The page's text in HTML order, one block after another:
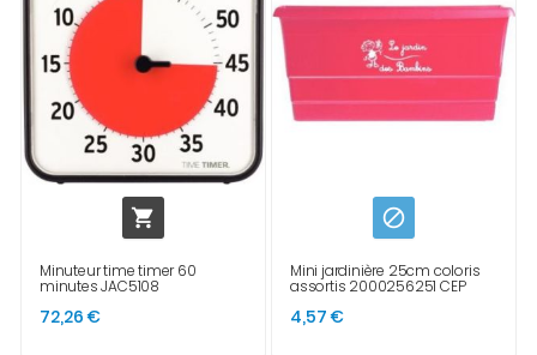

Minuteur time timer 60
minutes JAC5108
72,26 €

Mini jardinière 25cm coloris
assortis 2000256251 CEP
4,57 €